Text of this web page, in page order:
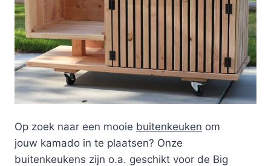
Op zoek naar een mooie buitenkeuken om
jouw kamado in te plaatsen? Onze
buitenkeukens zijn o.a. geschikt voor de Big